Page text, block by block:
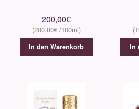
200,00€
200,00€
In den Warenkorb In